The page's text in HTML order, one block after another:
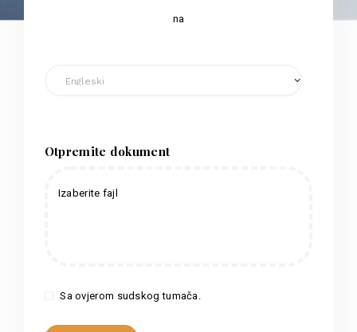
na
Otpremite dokument
Izaberite fajl
Sa ovjerom sudskog tumača.